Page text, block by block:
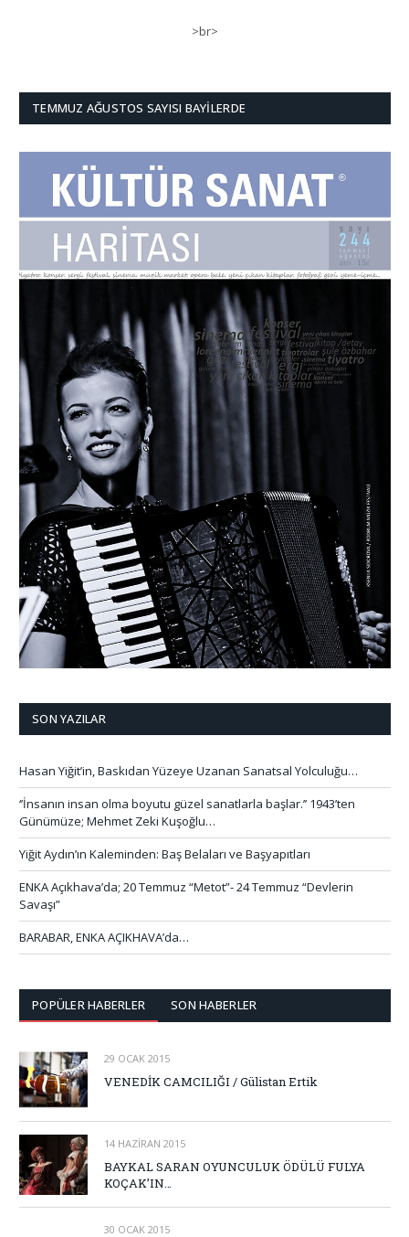
>br>
TEMMUZ AĞUSTOS SAYISI BAYILERDE
SON YAZILAR
Hasan Yiğit’in, Baskıdan Yüzeye Uzanan Sanatsal Yolculuğu…
‘’İnsanın insan olma boyutu güzel sanatlarla başlar.’’ 1943’ten
Günümüze; Mehmet Zeki Kuşoğlu…
Yiğit Aydın’ın Kaleminden: Baş Belaları ve Başyapıtları
ENKA Açıkhava’da; 20 Temmuz “Metot”- 24 Temmuz “Devlerin
Savaşı”
BARABAR, ENKA AÇIKHAVA’da…
POPÜLER HABERLER SON HABERLER
29 OCAK 2015
VENEDİK CAMCILIĞI / Gülistan Ertik
14 HAZIRAN 2015
BAYKAL SARAN OYUNCULUK ÖDÜLÜ FULYA
KOÇAK’IN…
30 OCAK 2015